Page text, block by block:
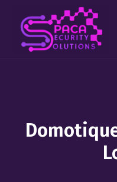
principal